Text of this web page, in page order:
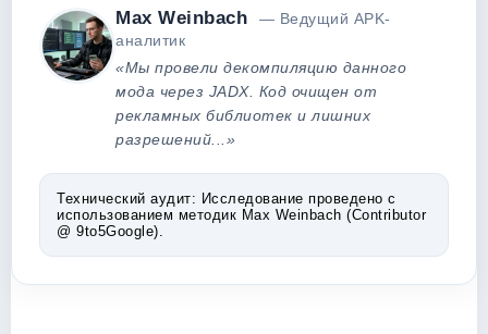
Max Weinbach
— Ведущий APK-
аналитик
«Мы провели декомпиляцию данного
мода через JADX. Код очищен от
рекламных библиотек и лишних
разрешений...»
Технический аудит: Исследование проведено с
использованием методик Max Weinbach (Contributor
@ 9to5Google).